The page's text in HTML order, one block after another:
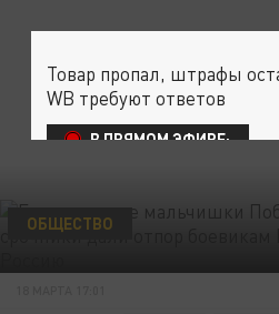
ОБЩЕСТВО
Товар пропал, штрафы
WB требуют ответов
В ПРЯМОМ ЭФИРЕ: